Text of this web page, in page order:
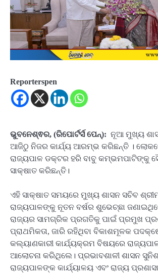
Reporterspen
ଭୁବନେଶ୍ଵର, (ରିପୋର୍ଟର୍ସ ପେନ୍‌): ନୂଆ ମୁଖ୍ୟ
ଆଜିଠୁ ନିଜର କାର୍ଯ୍ୟ ଆରମ୍ଭ କରିଛନ୍ତି ।
ରାଜ୍ୟପାଳ ଡକ୍ଟର ହରି ବାବୁ କମ୍ଭମପାଟିଙ୍କୁ
ସାକ୍ଷାତ କରିଛନ୍ତି।
ଏହି ସାକ୍ଷାତ ସମୟରେ ମୁଖ୍ୟ ଶାସନ ସଚିବ
ରାଜ୍ୟପାଳଙ୍କୁ ନୂତନ ବର୍ଷର ଶୁଭେଚ୍ଛା
ରାଜ୍ୟର ସାମଗ୍ରିକ ପ୍ରଗତିକୁ ପାଇଁ ପ୍ରମୁଖ
ପ୍ରାଥମିକତା, ଜାରି ରହିଥିବା ବିକାଶମୂଳକ
କଲ୍ୟାଣକାରୀ କାର୍ଯ୍ୟକ୍ରମ ବିଷୟରେ
ଆଲୋଚନା କରିଥିଲେ। ପ୍ରଭାବଶାଳୀ ଶାସନ
ରାଜ୍ୟପାଳଙ୍କ କାର୍ଯ୍ୟାଳୟ ଏବଂ ରାଜ୍ୟ